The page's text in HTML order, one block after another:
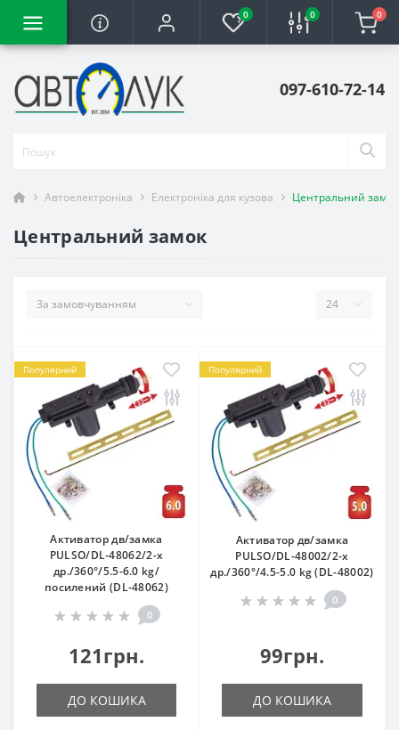
0 0 0
097-610-72-14
Автоелектроніка Електроніка для кузова Центральний замок
Центральний замок
Популярний
Активатор дв/замка
PULSO/DL-48062/2-х
др./360°/5.5-6.0 kg/
посилений (DL-48062)
0
121грн.
ДО КОШИКА
Популярний
Активатор дв/замка
PULSO/DL-48002/2-х
др./360°/4.5-5.0 kg (DL-48002)
0
99грн.
ДО КОШИКА